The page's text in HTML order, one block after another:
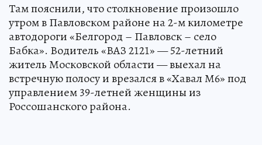
Там пояснили, что столкновение произошло
утром в Павловском районе на 2-м километре
автодороги «Белгород – Павловск – село
Бабка». Водитель «ВАЗ 2121» — 52-летний
житель Московской области — выехал на
встречную полосу и врезался в «Хавал М6» под
управлением 39-летней женщины из
Россошанского района.